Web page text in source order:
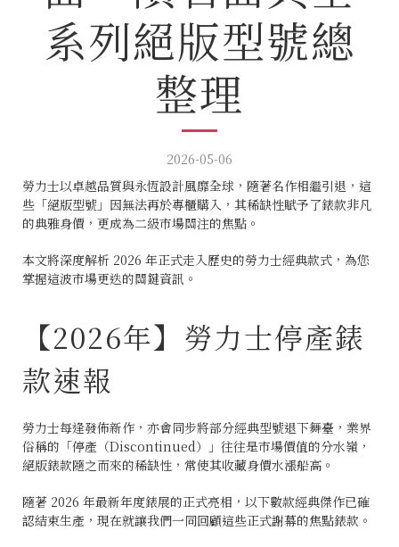
系列絕版型號總
整理
2026-05-06
勞力士以卓越品質與永恆設計風靡全球，隨著名作相繼引退，這
些「絕版型號」因無法再於專櫃購入，其稀缺性賦予了錶款非凡
的典雅身價，更成為二級市場關注的焦點。
本文將深度解析 2026 年正式走入歷史的勞力士經典款式，為您
掌握這波市場更迭的關鍵資訊。
【2026年】勞力士停產錶
款速報
勞力士每逢發佈新作，亦會同步將部分經典型號退下舞臺，業界
俗稱的「停產（Discontinued）」往往是市場價值的分水嶺，
絕版錶款隨之而來的稀缺性，常使其收藏身價水漲船高。
隨著 2026 年最新年度錶展的正式亮相，以下數款經典傑作已確
認結束生產，現在就讓我們一同回顧這些正式謝幕的焦點錶款。